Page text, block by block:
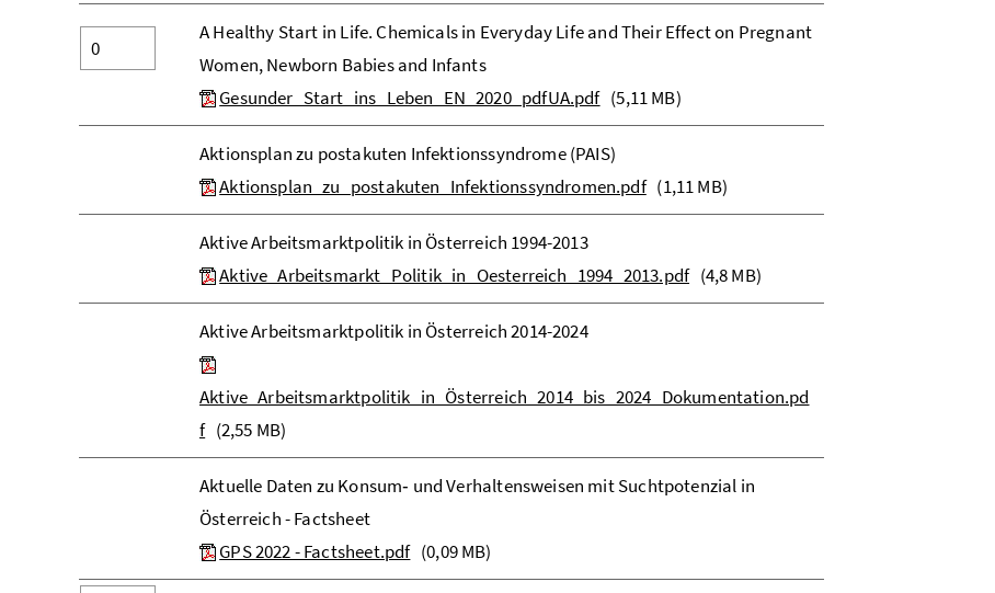
A Healthy Start in Life. Chemicals in Everyday Life and Their Effect on Pregnant
Women, Newborn Babies and Infants
Gesunder_Start_ins_Leben_EN_2020_pdfUA.pdf (5,11 MB)
Aktionsplan zu postakuten Infektionssyndrome (PAIS)
Aktionsplan_zu_postakuten_Infektionssyndromen.pdf (1,11 MB)
Aktive Arbeitsmarktpolitik in Österreich 1994-2013
Aktive_Arbeitsmarkt_Politik_in_Oesterreich_1994_2013.pdf (4,8 MB)
Aktive Arbeitsmarktpolitik in Österreich 2014-2024
Aktive_Arbeitsmarktpolitik_in_Österreich_2014_bis_2024_Dokumentation.pd
f (2,55 MB)
Aktuelle Daten zu Konsum‐ und Verhaltensweisen mit Suchtpotenzial in
Österreich - Factsheet
GPS 2022 - Factsheet.pdf (0,09 MB)